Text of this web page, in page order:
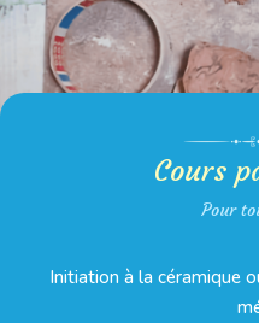
Cours
Pour
Initiation à la céramique